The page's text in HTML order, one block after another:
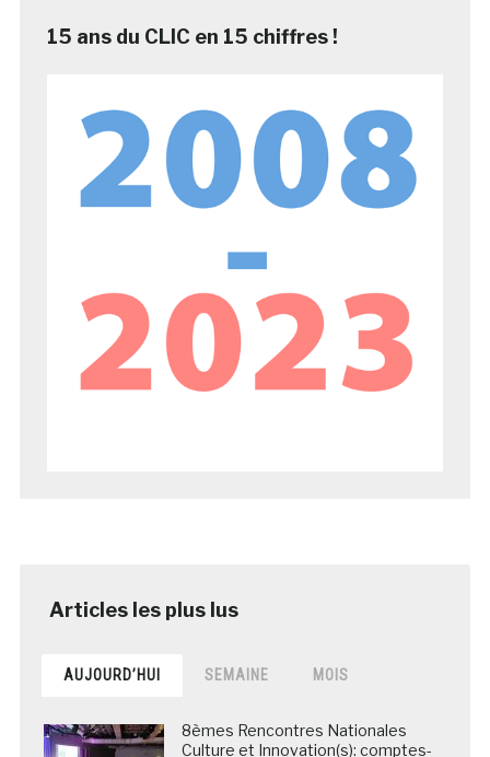
15 ans du CLIC en 15 chiffres !
AUJOURD’HUI SEMAINE MOIS
8èmes Rencontres Nationales
Culture et Innovation(s): comptes-